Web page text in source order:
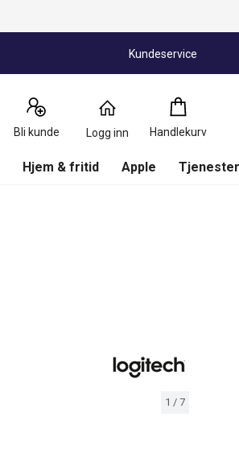
Kundeservice
Bli kunde Logg inn Handlekurv
Handlekurv
0
Produkter
Hjem & fritid Apple
1 / 7